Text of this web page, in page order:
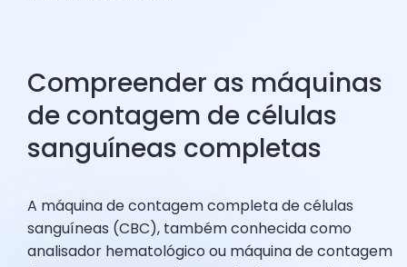
Compreender as máquinas
de contagem de células
sanguíneas completas
A máquina de contagem completa de células
sanguíneas (CBC), também conhecida como
analisador hematológico ou máquina de contagem